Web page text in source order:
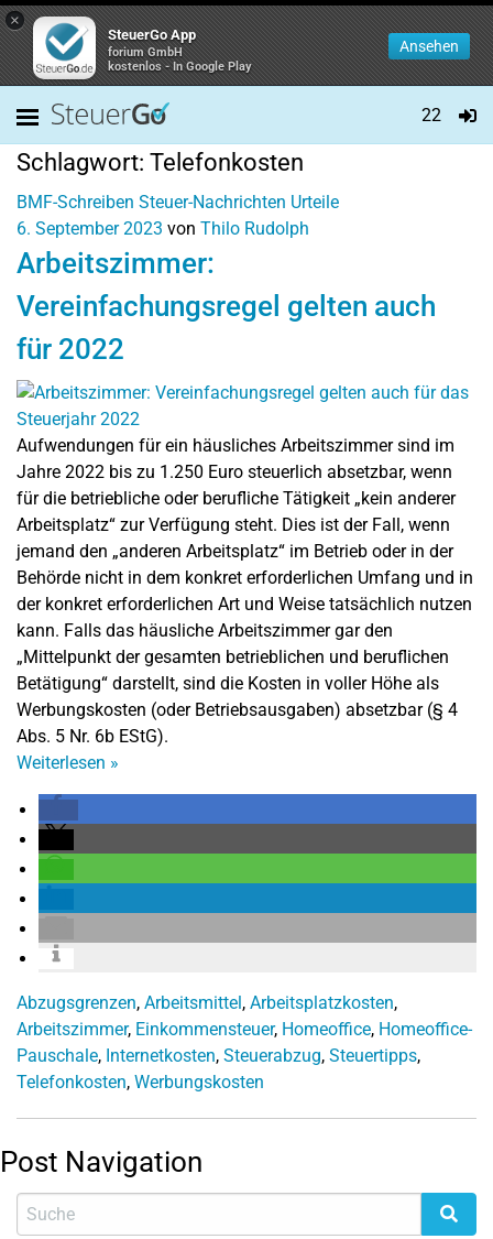
×
SteuerGo App
forium GmbH
kostenlos - In Google Play
Ansehen
22
Schlagwort: Telefonkosten
BMF-Schreiben Steuer-Nachrichten Urteile
6. September 2023 von Thilo Rudolph
Arbeitszimmer:
Vereinfachungsregel gelten auch
für 2022
Aufwendungen für ein häusliches Arbeitszimmer sind im
Jahre 2022 bis zu 1.250 Euro steuerlich absetzbar, wenn
für die betriebliche oder berufliche Tätigkeit „kein anderer
Arbeitsplatz“ zur Verfügung steht. Dies ist der Fall, wenn
jemand den „anderen Arbeitsplatz“ im Betrieb oder in der
Behörde nicht in dem konkret erforderlichen Umfang und in
der konkret erforderlichen Art und Weise tatsächlich nutzen
kann. Falls das häusliche Arbeitszimmer gar den
„Mittelpunkt der gesamten betrieblichen und beruflichen
Betätigung“ darstellt, sind die Kosten in voller Höhe als
Werbungskosten (oder Betriebsausgaben) absetzbar (§ 4
Abs. 5 Nr. 6b EStG).
Weiterlesen »
Abzugsgrenzen, Arbeitsmittel, Arbeitsplatzkosten,
Arbeitszimmer, Einkommensteuer, Homeoffice, Homeoffice-
Pauschale, Internetkosten, Steuerabzug, Steuertipps,
Telefonkosten, Werbungskosten
Post Navigation